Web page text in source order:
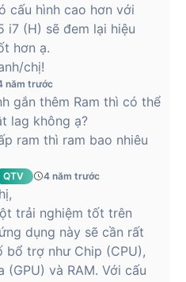
bàn phím số tách biệt, hỗ trợ
bảng tính. Đây là chiếc máy
việc trong lĩnh vực kế toán.
các phím bo tròn dễ gõ, độ
phím vừa đủ sẽ hỗ trợ rất
rất thuận tiện
sẵn ở góc phải Touchpad
một thao tác chạm nhẹ.
Asus X515EA-BQ1006W
nhân sử dụng.
cấu hình cao hơn với
i7 (H) sẽ đem lại hiệu
hơn ạ.
chị!
năm trước
gắn thêm Ram thì có thể
lag không ạ?
ram thì ram bao nhiêu
QTV 4 năm trước
trải nghiệm tốt trên
dụng này sẽ cần rất
bổ trợ như Chip (CPU),
(GPU) và RAM. Với cấu